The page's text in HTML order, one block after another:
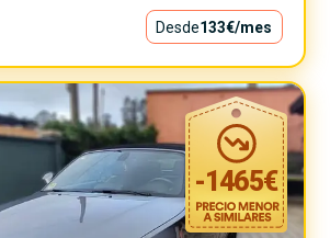
Desde133€/mes
-1465€